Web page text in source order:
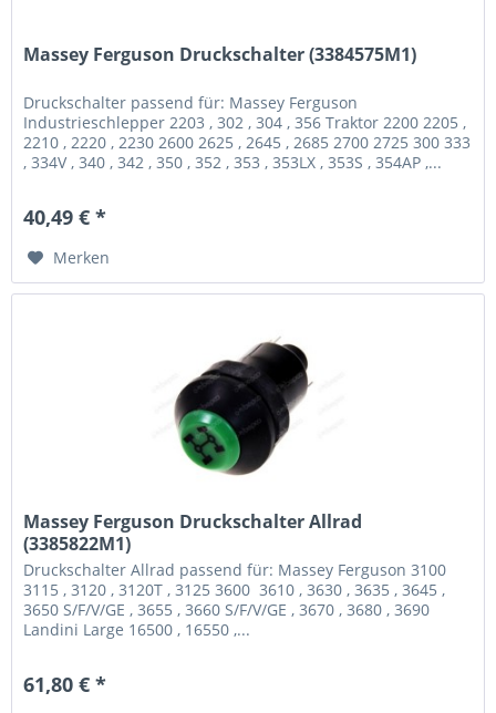
Massey Ferguson Druckschalter (3384575M1)
Druckschalter passend für: Massey Ferguson
Industrieschlepper 2203 , 302 , 304 , 356 Traktor 2200 2205 ,
2210 , 2220 , 2230 2600 2625 , 2645 , 2685 2700 2725 300 333
, 334V , 340 , 342 , 350 , 352 , 353 , 353LX , 353S , 354AP ,...
40,49 € *
Merken
Massey Ferguson Druckschalter Allrad
(3385822M1)
Druckschalter Allrad passend für: Massey Ferguson 3100
3115 , 3120 , 3120T , 3125 3600 3610 , 3630 , 3635 , 3645 ,
3650 S/F/V/GE , 3655 , 3660 S/F/V/GE , 3670 , 3680 , 3690
Landini Large 16500 , 16550 ,...
61,80 € *